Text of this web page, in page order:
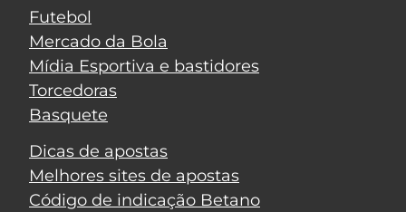
Futebol
Mercado da Bola
Mídia Esportiva e bastidores
Torcedoras
Basquete
Dicas de apostas
Melhores sites de apostas
Código de indicação Betano